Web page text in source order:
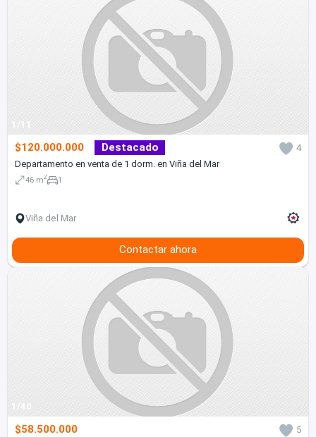
1/11
$120.000.000 Destacado
4
Departamento en venta de 1 dorm. en Viña del Mar
46 m2 1
Viña del Mar
Contactar ahora
1/40
$58.500.000 5